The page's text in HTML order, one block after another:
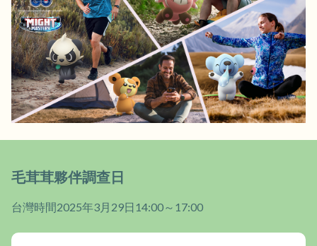
毛茸茸夥伴調查日
台灣時間2025年3月29日14:00～17:00